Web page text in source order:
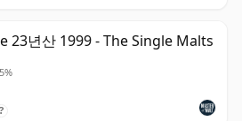
23년산 1999 - The Single Malts